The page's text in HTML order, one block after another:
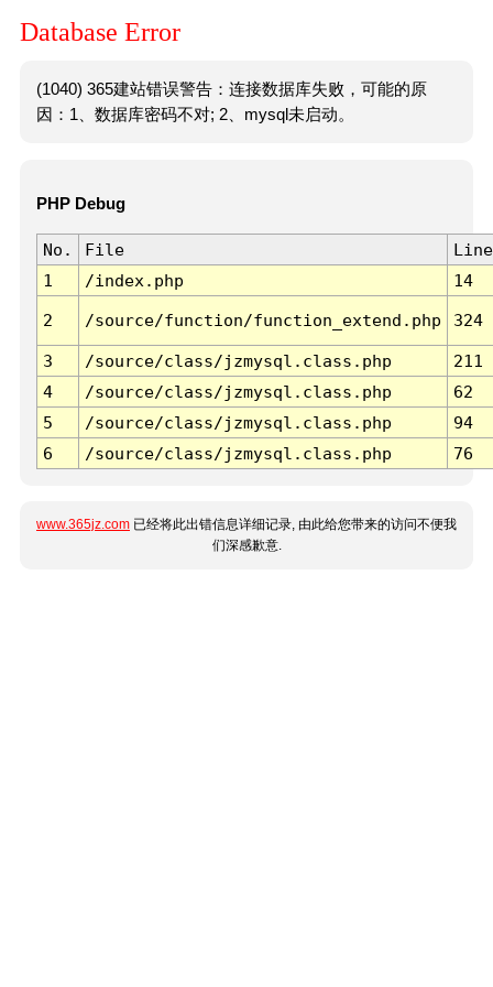
Database Error
(1040) 365建站错误警告：连接数据库失败，可能的原
因：1、数据库密码不对; 2、mysql未启动。
PHP Debug
No. File
Line
1
/index.php 14
2 /source/function/function_extend.php 324
3 /source/class/jzmysql.class.php
211
4
/source/class/jzmysql.class.php
62
5
/source/class/jzmysql.class.php
94
6
/source/class/jzmysql.class.php 76
www.365jz.com 已经将此出错信息详细记录, 由此给您带来的访问不便我
们深感歉意.